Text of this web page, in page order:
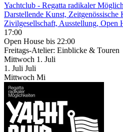
Yachtclub - Regatta radikaler
Darstellende Kunst,
Zivilgesellschaft, Ausstellung, Open
17:00
Open House bis 22:00
Freitags-Atelier: Einblicke & Touren
Mittwoch 1. Juli
1. Juli Juli
Mittwoch Mi